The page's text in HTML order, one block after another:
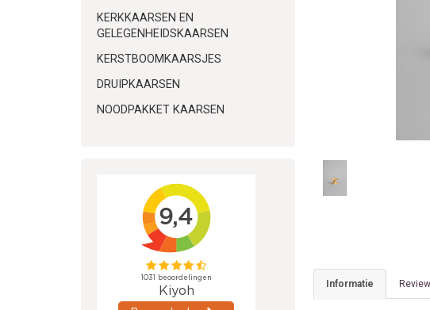
KERKKAARSEN EN
GELEGENHEIDSKAARSEN
KERSTBOOMKAARSJES
DRUIPKAARSEN
NOODPAKKET KAARSEN
Informatie